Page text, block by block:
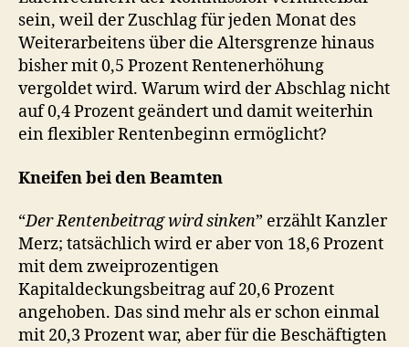
sein, weil der Zuschlag für jeden Monat des
Weiterarbeitens über die Altersgrenze hinaus
bisher mit 0,5 Prozent Rentenerhöhung
vergoldet wird. Warum wird der Abschlag nicht
auf 0,4 Prozent geändert und damit weiterhin
ein flexibler Rentenbeginn ermöglicht?
Kneifen bei den Beamten
“Der Rentenbeitrag wird sinken” erzählt Kanzler
Merz; tatsächlich wird er aber von 18,6 Prozent
mit dem zweiprozentigen
Kapitaldeckungsbeitrag auf 20,6 Prozent
angehoben. Das sind mehr als er schon einmal
mit 20,3 Prozent war, aber für die Beschäftigten